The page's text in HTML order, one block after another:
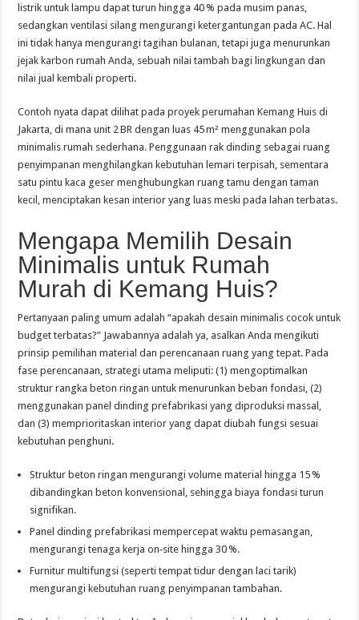
listrik untuk lampu dapat turun hingga 40 % pada musim panas,
sedangkan ventilasi silang mengurangi ketergantungan pada AC. Hal
ini tidak hanya mengurangi tagihan bulanan, tetapi juga menurunkan
jejak karbon rumah Anda, sebuah nilai tambah bagi lingkungan dan
nilai jual kembali properti.
Contoh nyata dapat dilihat pada proyek perumahan Kemang Huis di
Jakarta, di mana unit 2 BR dengan luas 45 m² menggunakan pola
minimalis rumah sederhana. Penggunaan rak dinding sebagai ruang
penyimpanan menghilangkan kebutuhan lemari terpisah, sementara
satu pintu kaca geser menghubungkan ruang tamu dengan taman
kecil, menciptakan kesan interior yang luas meski pada lahan terbatas.
Mengapa Memilih Desain
Minimalis untuk Rumah
Murah di Kemang Huis?
Pertanyaan paling umum adalah “apakah desain minimalis cocok untuk
budget terbatas?” Jawabannya adalah ya, asalkan Anda mengikuti
prinsip pemilihan material dan perencanaan ruang yang tepat. Pada
fase perencanaan, strategi utama meliputi: (1) mengoptimalkan
struktur rangka beton ringan untuk menurunkan beban fondasi, (2)
menggunakan panel dinding prefabrikasi yang diproduksi massal,
dan (3) memprioritaskan interior yang dapat diubah fungsi sesuai
kebutuhan penghuni.
Struktur beton ringan mengurangi volume material hingga 15 %
dibandingkan beton konvensional, sehingga biaya fondasi turun
signifikan.
Panel dinding prefabrikasi mempercepat waktu pemasangan,
mengurangi tenaga kerja on‑site hingga 30 %.
Furnitur multifungsi (seperti tempat tidur dengan laci tarik)
mengurangi kebutuhan ruang penyimpanan tambahan.